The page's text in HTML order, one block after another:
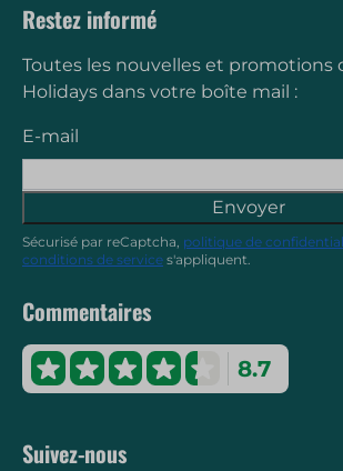
Restez informé
Toutes les nouvelles et promotions
Holidays dans votre boîte mail :
E-mail
Envoyer
Sécurisé par reCaptcha, politique de
conditions de service s'appliquent.
Commentaires
8.7
Suivez-nous